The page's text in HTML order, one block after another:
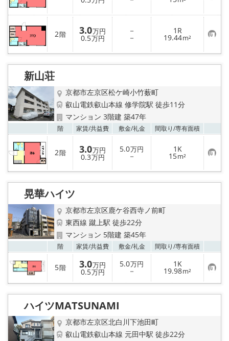
気
に
入
り
登
録
2階 3.0万円
0.5万円
－
－
1R
19.44m² お
気
に
り
新山荘
京都市左京区松ケ崎小竹薮町
叡山電鉄叡山本線 修学院駅 徒歩11分
マンション 3階建 築47年
階 家賃/共益費 敷金/礼金 間取り/専有面積
2階 3.0万円
0.3万円
5.0万円
－
1K
15m² お
気
に
り
晃華ハイツ
京都市左京区鹿ケ谷西寺ノ前町
東西線 蹴上駅 徒歩22分
マンション 5階建 築45年
階 家賃/共益費 敷金/礼金 間取り/専有面積
5階 3.0万円
0.5万円
5.0万円
－
1K
19.98m² お
気
に
入
ハイツMATSUNAMI
京都市左京区北白川下池田町
叡山電鉄叡山本線 元田中駅 徒歩22分